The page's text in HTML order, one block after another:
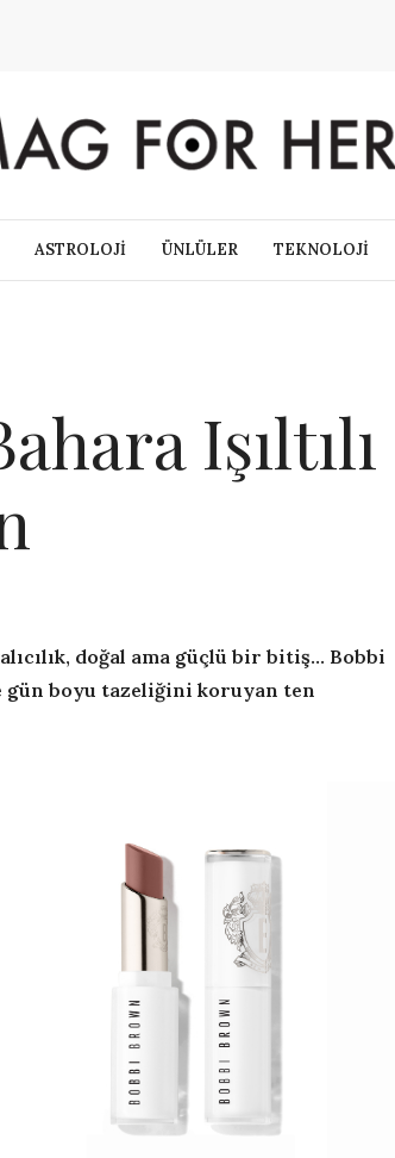
ASTROLOJİ ÜNLÜLER TEKNOLOJİ
Işıltılı
doğal ama güçlü bir bitiş… Bobbi
gün boyu tazeliğini koruyan ten